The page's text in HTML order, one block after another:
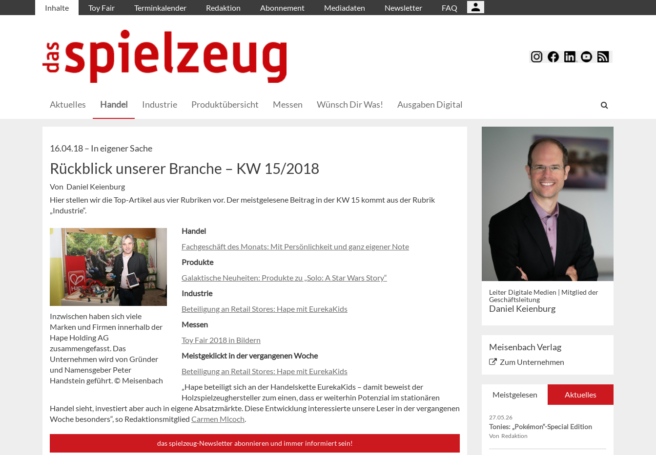
Inhalte Toy Fair Terminkalender Redaktion Abonnement Mediadaten Newsletter FAQ
Aktuelles Handel Industrie Produktübersicht Messen Wünsch Dir Was! Ausgaben Digital
16.04.18 – In eigener Sache
Rückblick unserer Branche – KW 15/2018
Von Daniel Keienburg
Hier stellen wir die Top-Artikel aus vier Rubriken vor. Der meistgelesene Beitrag in der KW 15 kommt aus der Rubrik
„Industrie“.
Inzwischen haben sich viele
Marken und Firmen innerhalb der
Hape Holding AG
zusammengefasst. Das
Unternehmen wird von Gründer
und Namensgeber Peter
Handstein geführt. © Meisenbach
Handel
Fachgeschäft des Monats: Mit Persönlichkeit und ganz eigener Note
Produkte
Galaktische Neuheiten: Produkte zu „Solo: A Star Wars Story“
Industrie
Beteiligung an Retail Stores: Hape mit EurekaKids
Messen
Toy Fair 2018 in Bildern
Meistgeklickt in der vergangenen Woche
Beteiligung an Retail Stores: Hape mit EurekaKids
„Hape beteiligt sich an der Handelskette EurekaKids – damit beweist der
Holzspielzeughersteller zum einen, dass er weiterhin Potenzial im stationären
Handel sieht, investiert aber auch in eigene Absatzmärkte. Diese Entwicklung interessierte unsere Leser in der vergangenen
Woche besonders“, so Redaktionsmitglied Carmen Mlcoch.
das spielzeug-Newsletter abonnieren und immer informiert sein!
Leiter Digitale Medien | Mitglied der
Geschäftsleitung
Daniel Keienburg
Meisenbach Verlag
Zum Unternehmen
Meistgelesen Aktuelles
27.05.26
Tonies: „Pokémon“-Special Edition
Von Redaktion